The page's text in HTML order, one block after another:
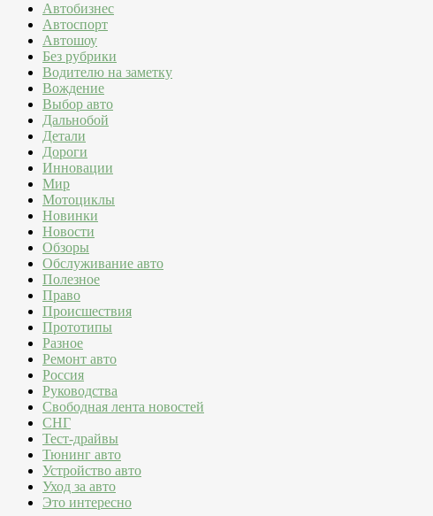
Автобизнес
Автоспорт
Автошоу
Без рубрики
Водителю на заметку
Вождение
Выбор авто
Дальнобой
Детали
Дороги
Инновации
Мир
Мотоциклы
Новинки
Новости
Обзоры
Обслуживание авто
Полезное
Право
Происшествия
Прототипы
Разное
Ремонт авто
Россия
Руководства
Свободная лента новостей
СНГ
Тест-драйвы
Тюнинг авто
Устройство авто
Уход за авто
Это интересно